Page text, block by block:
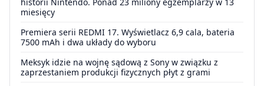
miesięcy
Premiera serii REDMI 17. Wyświetlacz 6,9 cala, bateria
7500 mAh i dwa układy do wyboru
Meksyk idzie na wojnę sądową z Sony w związku z
zaprzestaniem produkcji fizycznych płyt z grami